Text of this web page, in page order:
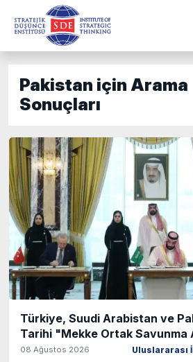
Pakistan için Arama
Sonuçları
Türkiye, Suudi Arabistan ve
Tarihi "Mekke Ortak Savunma
08 Ağustos 2026 Uluslararası